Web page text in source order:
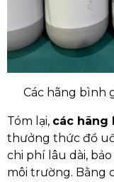
Các hãng bình
Tóm lại, các hãng
thưởng thức đồ
chi phí lâu dài,
môi trường. Bằng